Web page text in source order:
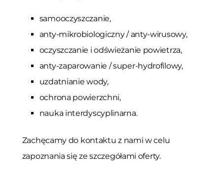
samooczyszczanie,
anty-mikrobiologiczny / anty-wirusowy,
oczyszczanie i odświeżanie powietrza,
anty-zaparowanie / super-hydrofilowy,
uzdatnianie wody,
ochrona powierzchni,
nauka interdyscyplinarna.
Zachęcamy do kontaktu z nami w celu
zapoznania się ze szczegółami oferty.